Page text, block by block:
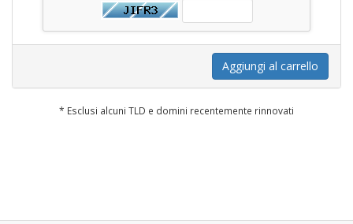
Aggiungi al carrello
* Esclusi alcuni TLD e domini recentemente rinnovati